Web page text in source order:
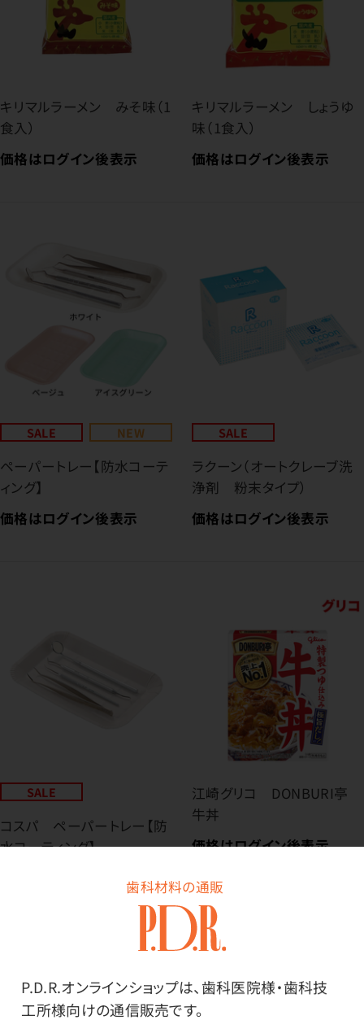
歯科材料の通販
P.D.R.オンラインショップは、歯科医院様・歯科技
工所様向けの通信販売です。
キリマルラーメン みそ味（1
食入）
価格はログイン後表示
キリマルラーメン しょうゆ
味（1食入）
価格はログイン後表示
SALE NEW
ペーパートレー【防水コーテ
ィング】
価格はログイン後表示
SALE
ラクーン（オートクレーブ洗
浄剤 粉末タイプ）
価格はログイン後表示
SALE
コスパ ペーパートレー【防
水コーティング】
価格はログイン後表示
江崎グリコ DONBURI亭
牛丼
価格はログイン後表示